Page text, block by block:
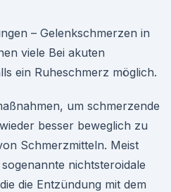
– Gelenkschmerzen in
viele Bei akuten
ein Ruheschmerz möglich.
um schmerzende
besser beweglich zu
Schmerzmitteln. Meist
nichtsteroidale
die Entzündung mit dem